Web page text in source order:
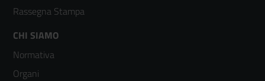
Rassegna Stampa
Footer
menù
CHI SIAMO
Normativa
Organi